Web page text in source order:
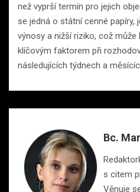
než vyprší termín pro jejich
se jedná o státní cenné papíry,
výnosy a nižší riziko, což
klíčovým faktorem při
následujících týdnech a
Bc.
s citem
Věnuje